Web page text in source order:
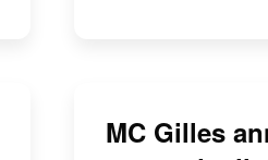
MC Gilles